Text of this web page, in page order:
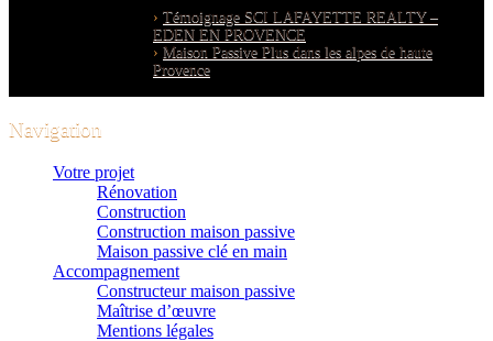
Témoignage SCI LAFAYETTE REALTY –
EDEN EN PROVENCE
Maison Passive Plus dans les alpes de haute
Provence
Navigation
Votre projet
Rénovation
Construction
Construction maison passive
Maison passive clé en main
Accompagnement
Constructeur maison passive
Maîtrise d’œuvre
Mentions légales